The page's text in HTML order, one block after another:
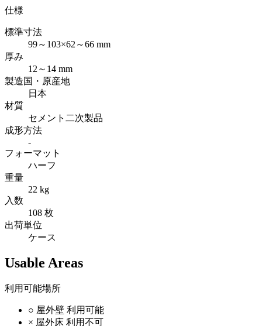
仕様
標準寸法
99～103×62～66 mm
厚み
12～14 mm
製造国・原産地
日本
材質
セメント二次製品
成形方法
-
フォーマット
ハーフ
重量
22 kg
入数
108 枚
出荷単位
ケース
Usable Areas
利用可能場所
○ 屋外壁 利用可能
× 屋外床 利用不可